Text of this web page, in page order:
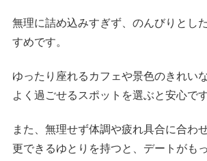
無理に詰め込みすぎず、のんびりとし
すめです。
ゆったり座れるカフェや景色のきれい
よく過ごせるスポットを選ぶと安心です
また、無理せず体調や疲れ具合に合わ
更できるゆとりを持つと、デートがも